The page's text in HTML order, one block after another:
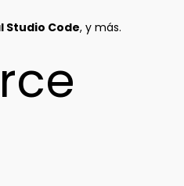
Studio Code, y más.